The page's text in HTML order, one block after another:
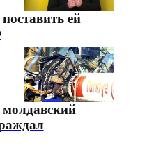
ей